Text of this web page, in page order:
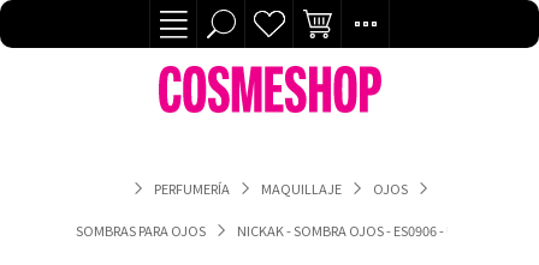
PERFUMERÍA MAQUILLAJE OJOS
SOMBRAS PARA OJOS NICKAK - SOMBRA OJOS - ES0906 - UNDER THE